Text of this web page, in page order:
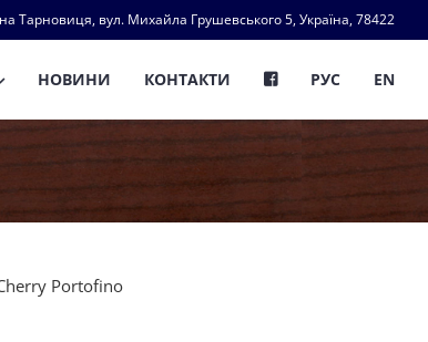
Тарновиця, вул. Михайла Грушевського 5, Україна, 78422
НОВИНИ КОНТАКТИ РУС EN
Portofino